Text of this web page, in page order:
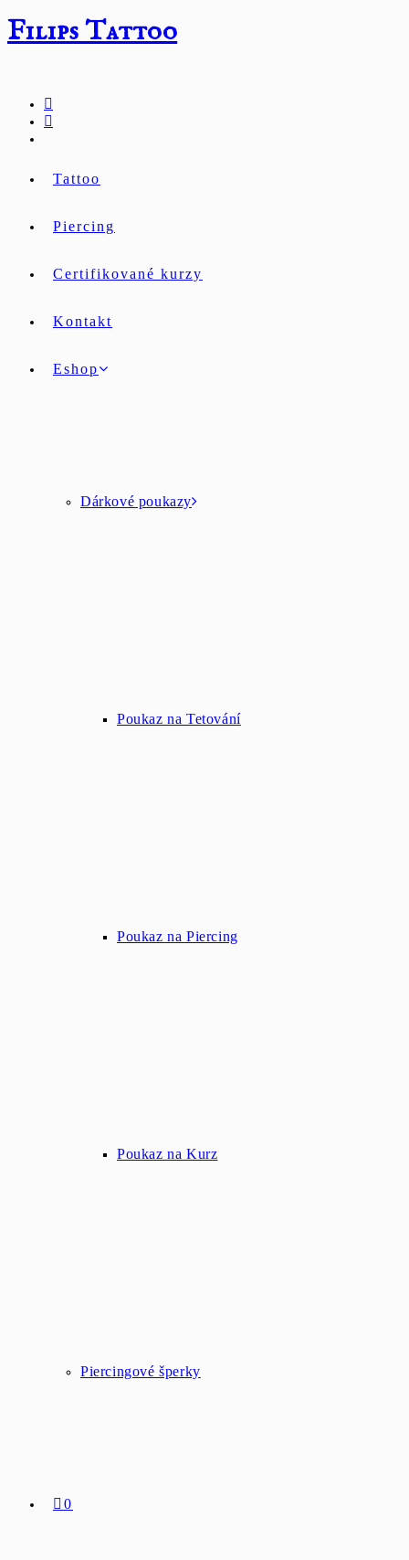
k
obsahu
Filips Tattoo
Tattoo
Piercing
Certifikované kurzy
Kontakt
Eshop
Dárkové poukazy
Poukaz na Tetování
Poukaz na Piercing
Poukaz na Kurz
Piercingové šperky
0